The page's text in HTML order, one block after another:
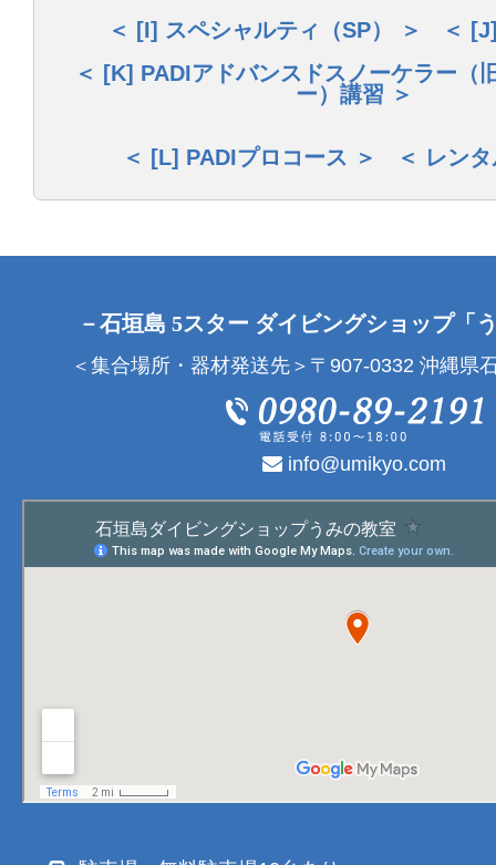
[I] スペシャルティ（SP）
[K] PADIアドバンスドスノーケラー（
ー）講習
[L] PADIプロコース レン
－石垣島 5スター ダイビングショップ「
＜集合場所・器材発送先＞〒907-0332 沖縄県
info@umikyo.com